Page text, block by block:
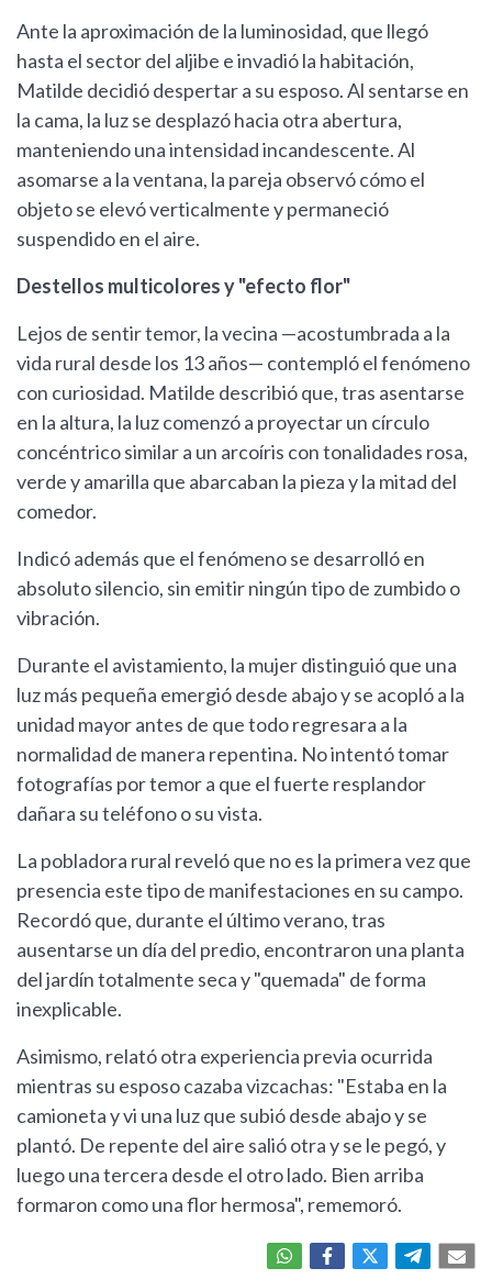
Ante la aproximación de la luminosidad, que llegó
hasta el sector del aljibe e invadió la habitación,
Matilde decidió despertar a su esposo. Al sentarse en
la cama, la luz se desplazó hacia otra abertura,
manteniendo una intensidad incandescente. Al
asomarse a la ventana, la pareja observó cómo el
objeto se elevó verticalmente y permaneció
suspendido en el aire.
Destellos multicolores y "efecto flor"
Lejos de sentir temor, la vecina —acostumbrada a la
vida rural desde los 13 años— contempló el fenómeno
con curiosidad. Matilde describió que, tras asentarse
en la altura, la luz comenzó a proyectar un círculo
concéntrico similar a un arcoíris con tonalidades rosa,
verde y amarilla que abarcaban la pieza y la mitad del
comedor.
Indicó además que el fenómeno se desarrolló en
absoluto silencio, sin emitir ningún tipo de zumbido o
vibración.
Durante el avistamiento, la mujer distinguió que una
luz más pequeña emergió desde abajo y se acopló a la
unidad mayor antes de que todo regresara a la
normalidad de manera repentina. No intentó tomar
fotografías por temor a que el fuerte resplandor
dañara su teléfono o su vista.
La pobladora rural reveló que no es la primera vez que
presencia este tipo de manifestaciones en su campo.
Recordó que, durante el último verano, tras
ausentarse un día del predio, encontraron una planta
del jardín totalmente seca y "quemada" de forma
inexplicable.
Asimismo, relató otra experiencia previa ocurrida
mientras su esposo cazaba vizcachas: "Estaba en la
camioneta y vi una luz que subió desde abajo y se
plantó. De repente del aire salió otra y se le pegó, y
luego una tercera desde el otro lado. Bien arriba
formaron como una flor hermosa", rememoró.